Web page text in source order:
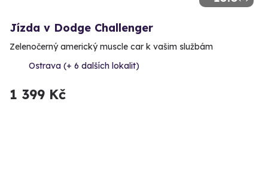
Jízda v Dodge Challenger
Zelenočerný americký muscle car k vašim službám
Ostrava (+ 6 dalších lokalit)
1 399 Kč